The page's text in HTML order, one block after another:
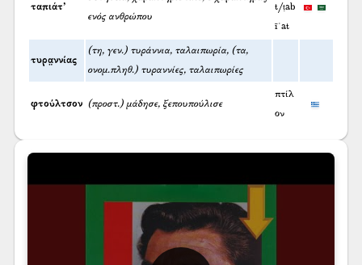
ταπιάτ’
ενός ανθρώπου
t/ṭab
īʿat
τυρα̤ννίας
(τη, γεν.) τυράννια, ταλαιπωρία, (τα,
ονομ.πληθ.) τυραννίες, ταλαιπωρίες
φτούλτσον (προστ.) μάδησε, ξεπουπούλισε
πτίλ
ον